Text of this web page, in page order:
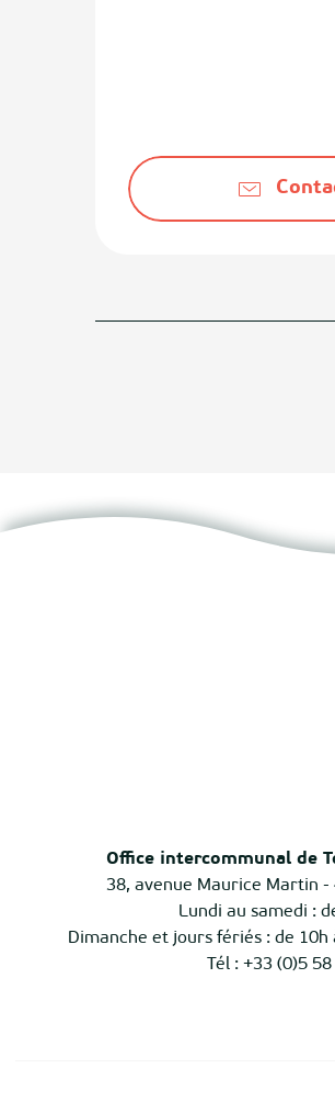
Office intercommunal de
38, avenue Maurice Martin -
Lundi au samedi :
Dimanche et jours fériés : de
Tél : +33 (0)5